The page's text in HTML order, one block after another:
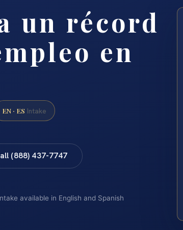
un récord
en
EN · ES Intake
(888) 437-7747
available in English and Spanish